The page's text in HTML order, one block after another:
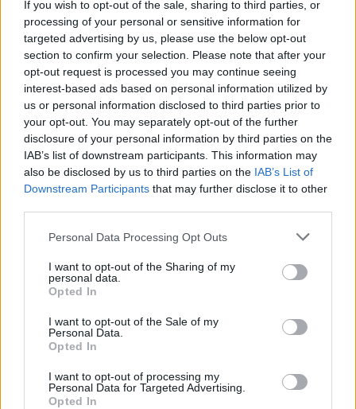
If you wish to opt-out of the sale, sharing to third parties, or
processing of your personal or sensitive information for
targeted advertising by us, please use the below opt-out
section to confirm your selection. Please note that after your
opt-out request is processed you may continue seeing
interest-based ads based on personal information utilized by
us or personal information disclosed to third parties prior to
your opt-out. You may separately opt-out of the further
disclosure of your personal information by third parties on the
IAB’s list of downstream participants. This information may
also be disclosed by us to third parties on the IAB’s List of
Downstream Participants that may further disclose it to other
Personal Data Processing Opt Outs
I want to opt-out of the Sharing of my
personal data.
Opted In
I want to opt-out of the Sale of my
Personal Data.
Opted In
I want to opt-out of processing my
Personal Data for Targeted Advertising.
Opted In
Το "Don’t Look Back in Anger" καταγράφει την επανένωση
των Oasis και την sold-out περιοδεία “Oasis Live
Philip Glass: Παγκόσμια γιορτή για τα 90ά
γενέθλιά του με πρεμιέρα της “Συμφωνίας
Νο. 15: Lincoln”
29.05.26